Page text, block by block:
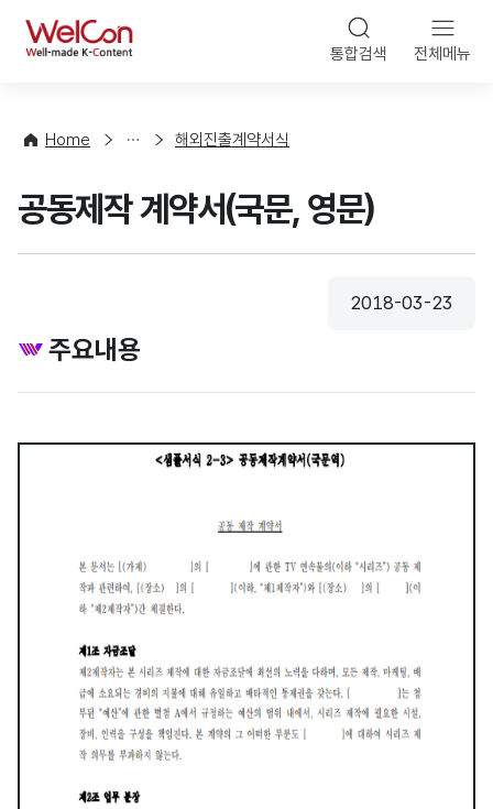
WelCon 통합검색 전체메뉴
Home
컨
팅
해외진출계약서식
공동제작 계약서(국문, 영문)
등록일
2018-03-23
주요내용